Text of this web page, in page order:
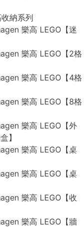
納系列
樂高 LEGO【迷
樂高 LEGO【2格
樂高 LEGO【4格
樂高 LEGO【8格
樂高 LEGO【外
】
樂高 LEGO【桌
樂高 LEGO【桌
樂高 LEGO【收
樂高 LEGO【牆